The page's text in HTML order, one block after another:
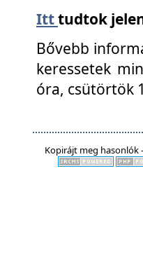
Itttudtok
Bővebb
keressetek
óra, csütörtök
Kopirájt meg hasonlók